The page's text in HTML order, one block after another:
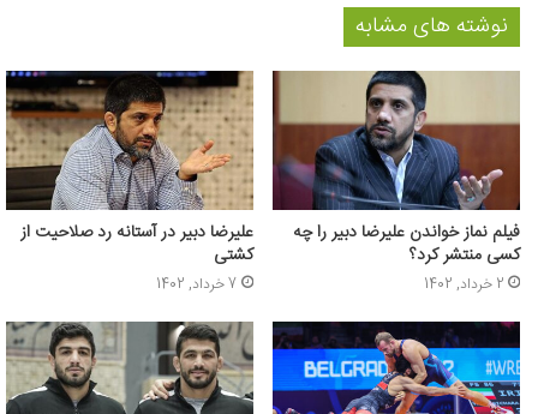
نوشته های مشابه
فیلم نماز خواندن علیرضا دبیر را چه
کسی منتشر کرد؟
2 خرداد, 1402
علیرضا دبیر در آستانه رد صلاحیت از
کشتی
7 خرداد, 1402